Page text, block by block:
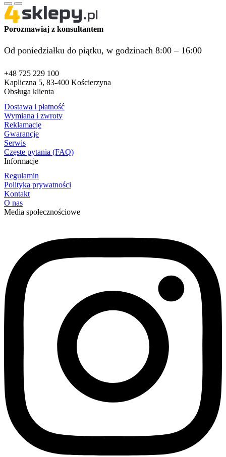
Porozmawiaj z konsultantem
Od poniedziałku do piątku, w godzinach 8:00 – 16:00
+48 725 229 100
Kapliczna 5, 83-400 Kościerzyna
Obsługa klienta
Dostawa i płatność
Wymiana i zwroty
Reklamacje
Gwarancje
Serwis
Częste pytania (FAQ)
Informacje
Regulamin
Polityka prywatności
Kontakt
O nas
Media społecznościowe